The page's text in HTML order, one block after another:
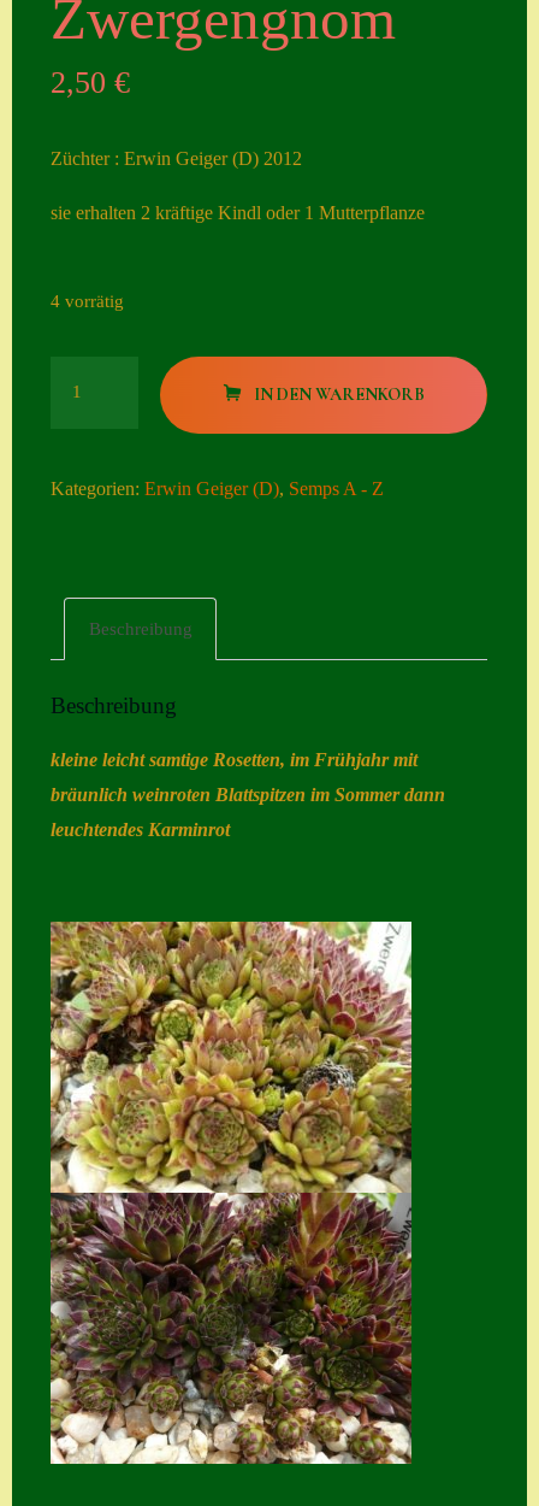
Seiten
ngen
Erster Umgang
Gästebuch
Kontakt
Mein Konto
Semps die ich
suche
Semps von A – Z
Shop
Suche
Sue Thomas
Translator
Versand
Versand von
Semps
Warenkorb
Warenkorb
Widerrufsbelehru
Zwergengnom
2,50€
Züchter : Erwin Geiger (D) 2012
sie erhalten 2 kräftige Kindl oder 1 Mutterpflanze
4 vorrätig
IN DEN WARENKORB
Kategorien:Erwin Geiger (D), Semps A - Z
Beschreibung
Beschreibung
kleine leicht samtige Rosetten, im Frühjahr mit
bräunlich weinroten Blattspitzen im Sommer dann
leuchtendes Karminrot